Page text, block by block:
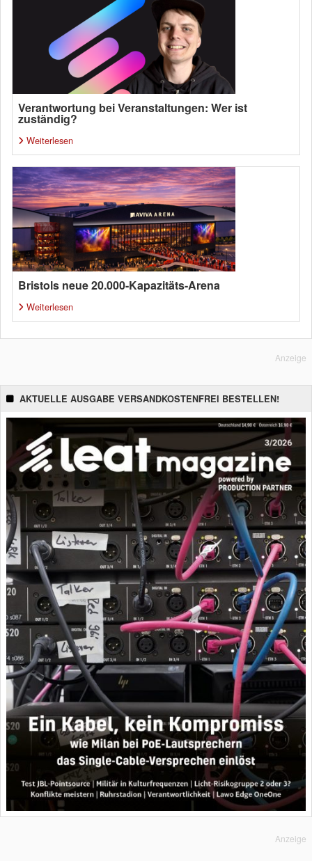
Verantwortung bei Veranstaltungen: Wer ist
zuständig?
Weiterlesen
Bristols neue 20.000-Kapazitäts-Arena
Weiterlesen
Anzeige
AKTUELLE AUSGABE VERSANDKOSTENFREI BESTELLEN!
Anzeige